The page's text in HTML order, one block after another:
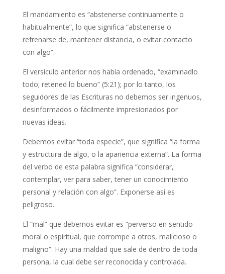
El mandamiento es “abstenerse continuamente o
habitualmente”, lo que significa “abstenerse o
refrenarse de, mantener distancia, o evitar contacto
con algo”.
El versículo anterior nos había ordenado, “examinadlo
todo; retened lo bueno” (5:21); por lo tanto, los
seguidores de las Escrituras no debemos ser ingenuos,
desinformados o fácilmente impresionados por
nuevas ideas.
Debemos evitar “toda especie”, que significa “la forma
y estructura de algo, o la apariencia externa”. La forma
del verbo de esta palabra significa “considerar,
contemplar, ver para saber, tener un conocimiento
personal y relación con algo”. Exponerse así es
peligroso.
El “mal” que debemos evitar es “perverso en sentido
moral o espiritual, que corrompe a otros, malicioso o
maligno”. Hay una maldad que sale de dentro de toda
persona, la cual debe ser reconocida y controlada.